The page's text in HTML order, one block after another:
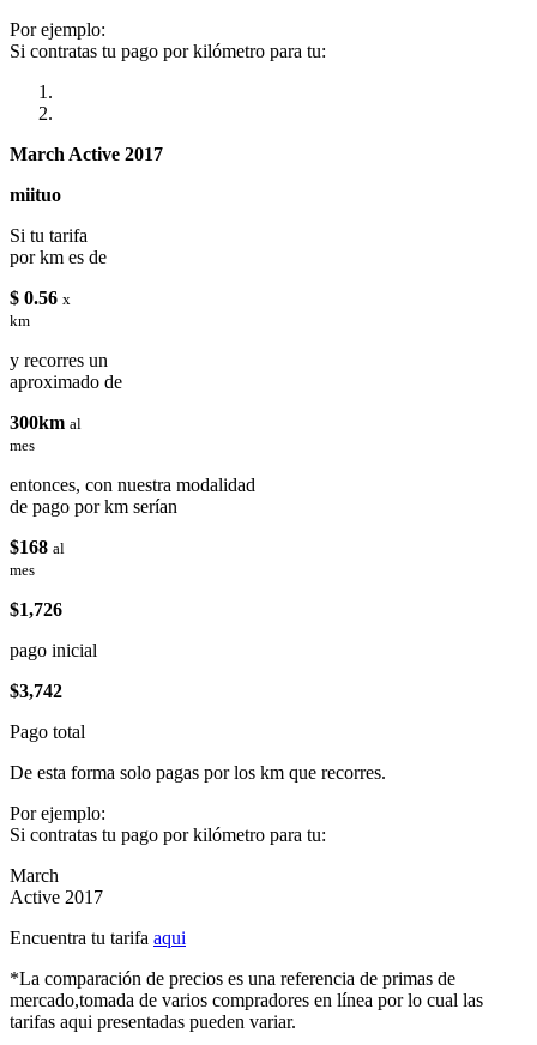
Por ejemplo:
Si contratas tu pago por kilómetro para tu:
March Active 2017
miituo
Si tu tarifa
por km es de
$ 0.56 x
km
y recorres un
aproximado de
300km al
mes
entonces, con nuestra modalidad
de pago por km serían
$168 al
mes
$1,726
pago inicial
$3,742
Pago total
De esta forma solo pagas por los km que recorres.
Por ejemplo:
Si contratas tu pago por kilómetro para tu:
March
Active 2017
Encuentra tu tarifa aqui
*La comparación de precios es una referencia de primas de
mercado,tomada de varios compradores en línea por lo cual las
tarifas aqui presentadas pueden variar.